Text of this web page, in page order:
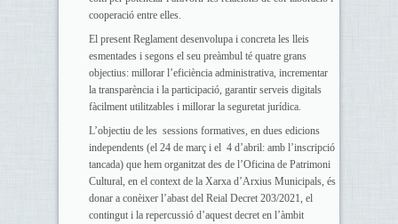
cooperació entre elles.
El present Reglament desenvolupa i concreta les lleis
esmentades i segons el seu preàmbul té quatre grans
objectius: millorar l’eficiència administrativa, incrementar
la transparència i la participació, garantir serveis digitals
fàcilment utilitzables i millorar la seguretat jurídica.
L’objectiu de les sessions formatives, en dues edicions
independents (el 24 de març i el 4 d’abril: amb l’inscripció
tancada) que hem organitzat des de l’Oficina de Patrimoni
Cultural, en el context de la Xarxa d’Arxius Municipals, és
donar a conèixer l’abast del Reial Decret 203/2021, el
contingut i la repercussió d’aquest decret en l’àmbit